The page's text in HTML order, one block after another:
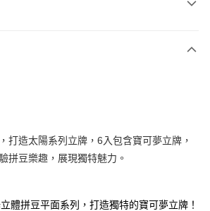
打造太陽系列立牌，6入包含寶可夢立牌，
拼豆樂趣，展現獨特魅力。
體拼豆平面系列，打造獨特的寶可夢立牌！